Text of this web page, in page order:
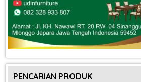
PENCARIAN PRODUK